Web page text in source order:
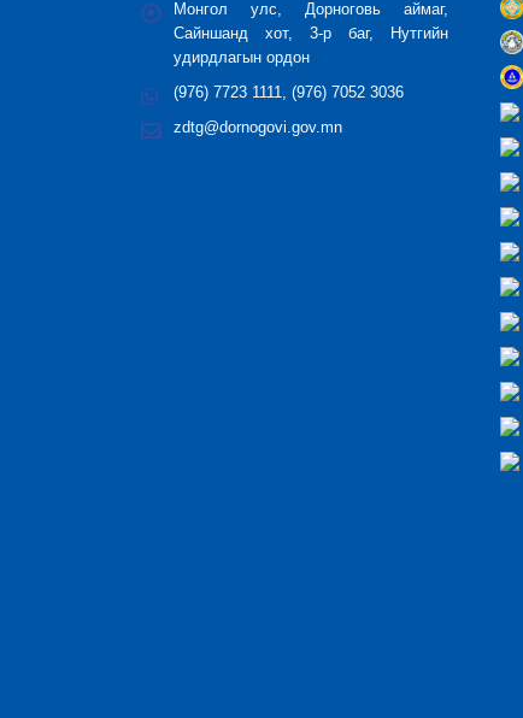
Монгол улс, Дорноговь аймаг,
Сайншанд хот, 3-р баг, Нутгийн
удирдлагын ордон
(976) 7723 1111, (976) 7052 3036
zdtg@dornogovi.gov.mn